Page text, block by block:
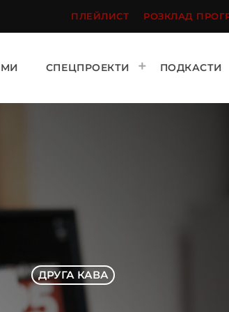
ПЛЕЙЛИСТ РОЗКЛАД
СПЕЦПРОЕКТИ ПОДКАСТИ
ДРУГА КАВА